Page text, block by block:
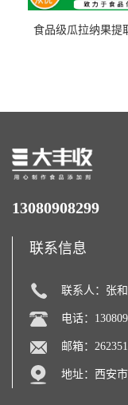
食品级瓜拉纳果提
13080908299
联系信息
联系人：张
电话：
邮箱：
地址：西安